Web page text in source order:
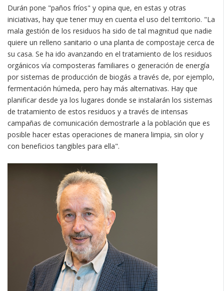
Durán pone "paños fríos" y opina que, en estas y otras
iniciativas, hay que tener muy en cuenta el uso del territorio. "La
mala gestión de los residuos ha sido de tal magnitud que nadie
quiere un relleno sanitario o una planta de compostaje cerca de
su casa. Se ha ido avanzando en el tratamiento de los residuos
orgánicos vía composteras familiares o generación de energía
por sistemas de producción de biogás a través de, por ejemplo,
fermentación húmeda, pero hay más alternativas. Hay que
planificar desde ya los lugares donde se instalarán los sistemas
de tratamiento de estos residuos y a través de intensas
campañas de comunicación demostrarle a la población que es
posible hacer estas operaciones de manera limpia, sin olor y
con beneficios tangibles para ella".